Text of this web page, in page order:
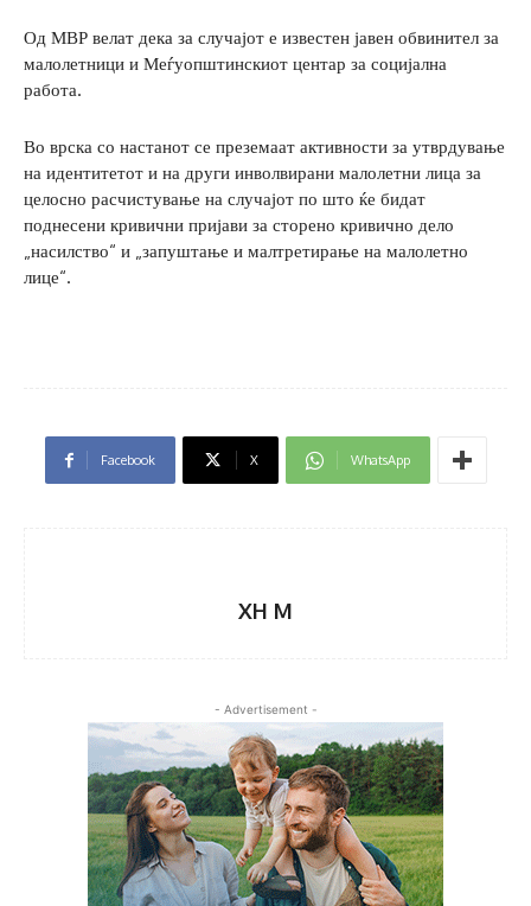
Од МВР велат дека за случајот е известен јавен обвинител за
малолетници и Меѓуопштинскиот центар за социјална
работа.
Во врска со настанот се преземаат активности за утврдување
на идентитетот и на други инволвирани малолетни лица за
целосно расчистување на случајот по што ќе бидат
поднесени кривични пријави за сторено кривично дело
„насилство“ и „запуштање и малтретирање на малолетно
лице“.
Facebook X WhatsApp
XH M
- Advertisement -